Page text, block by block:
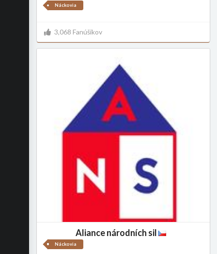
Náckovia
3,068 Fanúšikov
Aliance národních sil
Náckovia